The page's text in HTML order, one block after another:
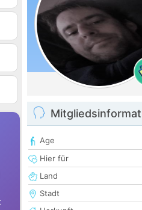
Age
Hier für
Land
Stadt